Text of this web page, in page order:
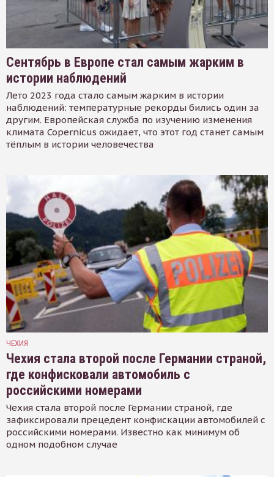
Сентябрь в Европе стал самым жарким в
истории наблюдений
Лето 2023 года стало самым жарким в истории
наблюдений: температурные рекорды бились один за
другим. Европейская служба по изучению изменения
климата Copernicus ожидает, что этот год станет самым
тёплым в истории человечества
ЧЕХИЯ
Чехия стала второй после Германии страной,
где конфисковали автомобиль с
российскими номерами
Чехия стала второй после Германии страной, где
зафиксировали прецедент конфискации автомобилей с
российскими номерами. Известно как минимум об
одном подобном случае